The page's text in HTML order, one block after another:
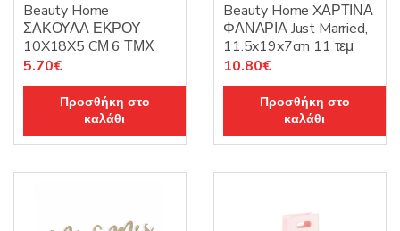
Beauty Home
ΣΑΚΟΥΛΑ ΕΚΡΟΥ
10X18X5 CΜ 6 ΤΜΧ
5.70€
Προσθήκη στο
καλάθι
Beauty Home XΑΡΤΙΝΑ
ΦΑΝΑΡΙΑ Just Married,
11.5x19x7cm 11 τεμ
10.80€
Προσθήκη στο
καλάθι